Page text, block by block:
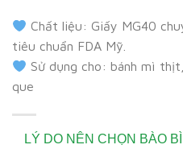
Chất liệu: Giấy MG40
tiêu chuẩn FDA Mỹ.
Sử dụng cho: bánh mì
que
LÝ DO NÊN CHỌN BÀO